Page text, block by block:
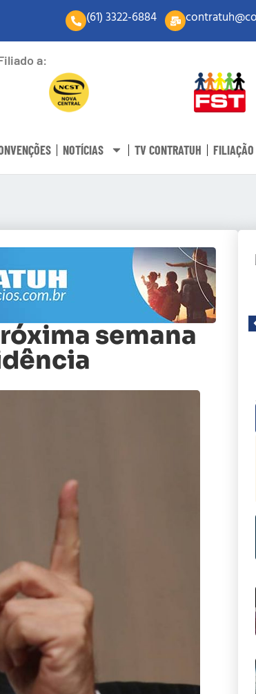
(61) 3322-6884
a:
NOTÍCIAS TV CONTRATUH FILIAÇÃO
semana